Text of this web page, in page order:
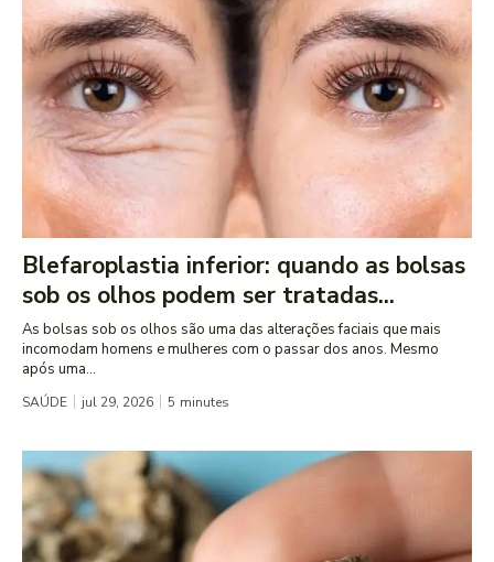
Blefaroplastia inferior: quando as bolsas
sob os olhos podem ser tratadas...
As bolsas sob os olhos são uma das alterações faciais que mais
incomodam homens e mulheres com o passar dos anos. Mesmo
após uma...
SAÚDE jul 29, 2026 5 minutes